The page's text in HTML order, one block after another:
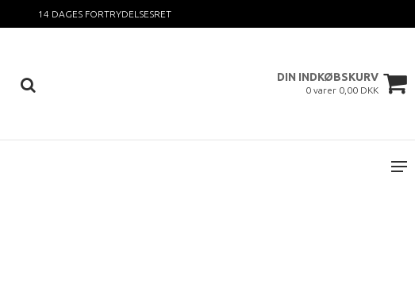
14 DAGES FORTRYDELSESRET
DIN INDKØBSKURV
0 varer 0,00 DKK